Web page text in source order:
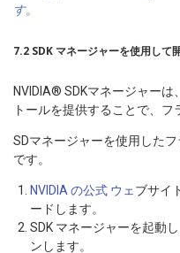
す。
7.2 SDK マネージャーを使用して
NVIDIA® SDKマネージャー
トールを提供することで、フ
SDマネージャーを使用した
です。
NVIDIA の公式 ウェ ブサイ
ードします。
SDK マネージャーを起動
ンします。